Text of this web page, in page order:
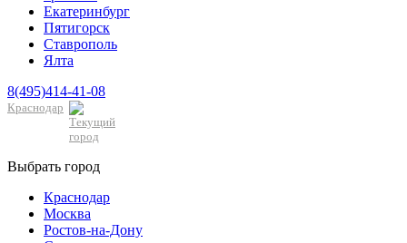
Екатеринбург
Пятигорск
Ставрополь
Ялта
8(495)414-41-08
Краснодар
Выбрать город
Краснодар
Москва
Ростов-на-Дону